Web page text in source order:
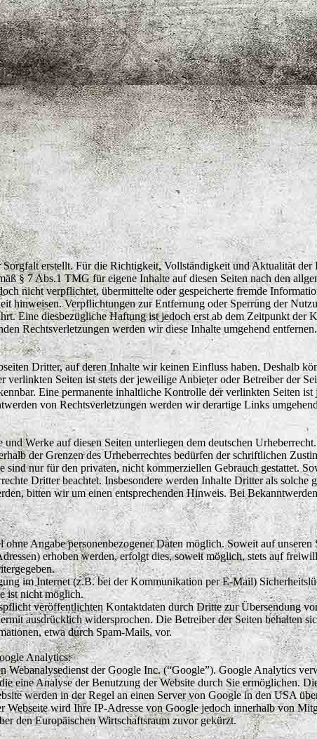
erstellt. Für die Richtigkeit, Vollständigkeit und Aktualität
§ 7 Abs.1 TMG für eigene Inhalte auf diesen Seiten nach den
nicht verpflichtet, übermittelte oder gespeicherte fremde
hinweisen. Verpflichtungen zur Entfernung oder Sperrung der
Eine diesbezügliche Haftung ist jedoch erst ab dem Zeitpunkt der
Rechtsverletzungen werden wir diese Inhalte umgehend entfernen.
Dritter, auf deren Inhalte wir keinen Einfluss haben. Deshalb
verlinkten Seiten ist stets der jeweilige Anbieter oder Betreiber der
Eine permanente inhaltliche Kontrolle der verlinkten Seiten
von Rechtsverletzungen werden wir derartige Links
Werke auf diesen Seiten unterliegen dem deutschen
der Grenzen des Urheberrechtes bedürfen der schriftlichen
sind nur für den privaten, nicht kommerziellen Gebrauch gestattet.
Dritter beachtet. Insbesondere werden Inhalte Dritter als solche
bitten wir um einen entsprechenden Hinweis. Bei
Angabe personenbezogener Daten möglich. Soweit auf unseren
erhoben werden, erfolgt dies, soweit möglich, stets auf
im Internet (z.B. bei der Kommunikation per E-Mail)
ist nicht möglich.
veröffentlichten Kontaktdaten durch Dritte zur Übersendung
ausdrücklich widersprochen. Die Betreiber der Seiten behalten
etwa durch Spam-Mails, vor.
Analytics:
Webanalysedienst der Google Inc. (“Google”). Google Analytics
eine Analyse der Benutzung der Website durch Sie ermöglichen.
werden in der Regel an einen Server von Google in den USA
wird Ihre IP-Adresse von Google jedoch innerhalb von
den Europäischen Wirtschaftsraum zuvor gekürzt.